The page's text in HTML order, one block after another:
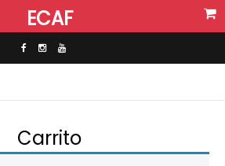
ECAF
Carrito